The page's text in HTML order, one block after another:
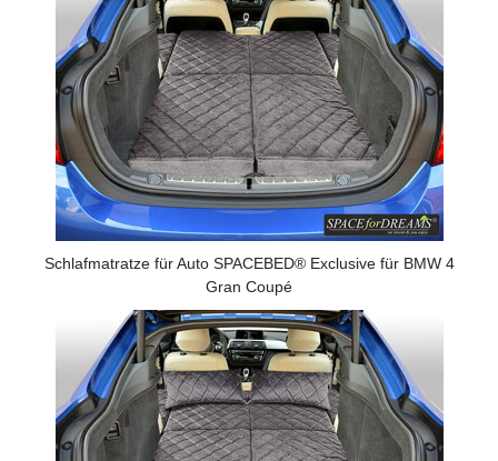
Schlafmatratze für Auto SPACEBED® Exclusive für BMW 4
Gran Coupé